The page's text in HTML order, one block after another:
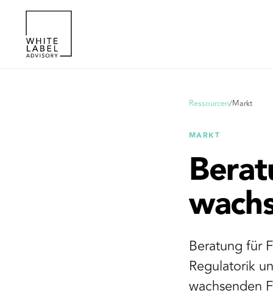
Ressourcen/Markt
MARKT
Beratung für
Regulatorik
wachsenden